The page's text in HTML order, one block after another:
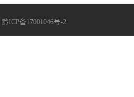
黔ICP备17001046号-2